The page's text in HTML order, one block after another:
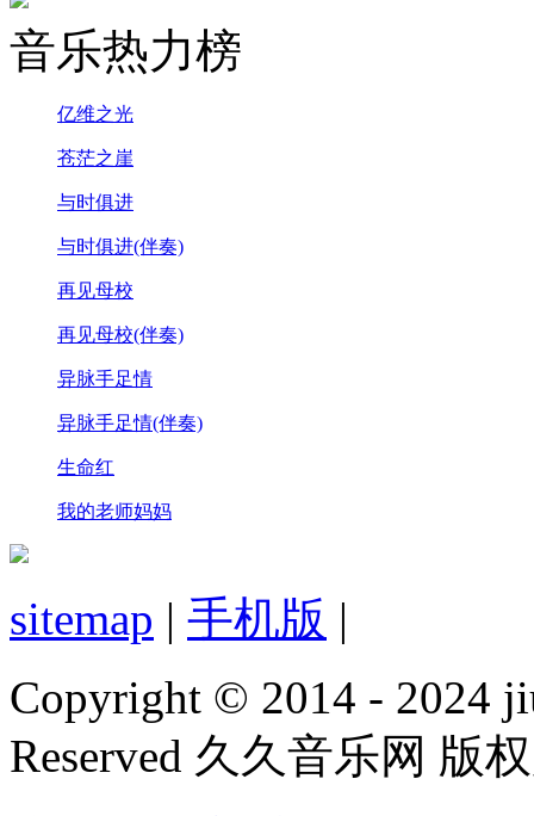
音乐热力榜
亿维之光
苍茫之崖
与时俱进
与时俱进(伴奏)
再见母校
再见母校(伴奏)
异脉手足情
异脉手足情(伴奏)
生命红
我的老师妈妈
sitemap | 手机版 |
Copyright © 2014 - 2024
Reserved 久久音乐网 版